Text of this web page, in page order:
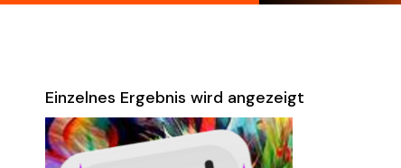
Einzelnes Ergebnis wird angezeigt